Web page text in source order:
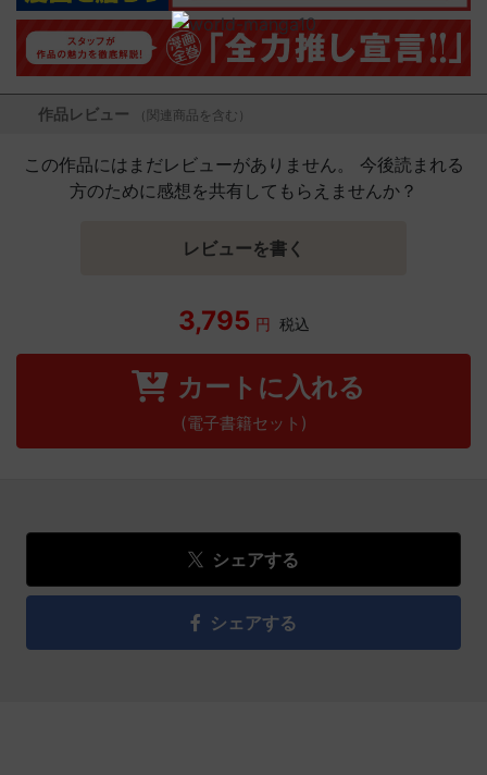
作品レビュー （関連商品を含む）
この作品にはまだレビューがありません。 今後読まれる
方のために感想を共有してもらえませんか？
レビューを書く
3,795 円 税込
カートに入れる
(電子書籍セット)
シェアする
シェアする